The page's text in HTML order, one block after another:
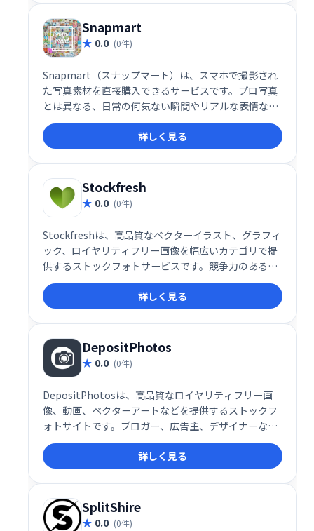
Snapmart
0.0 (0件)
Snapmart（スナップマート）は、スマホで撮影され
た写真素材を直接購入できるサービスです。プロ写真
とは異なる、日常の何気ない瞬間やリアルな表情な
ど、ユーザーが投稿したナチュラルな写真素材が多数
掲載されています。手軽に、ありのままの素材を探せ
るのが魅力です。多様な写真素材で、あなたの作品を
より豊かに彩りませんか？
詳しく見る
Stockfresh
0.0 (0件)
Stockfreshは、高品質なベクターイラスト、グラフィ
ック、ロイヤリティフリー画像を幅広いカテゴリで提
供するストックフォトサービスです。競争力のある価
格で、Webサイトや印刷物など、様々な用途にご利用
いただけます。デザインのクオリティを向上させ、制
作コストを抑えたい方におすすめです。豊富な画像ラ
イブラリから、あなたのクリエイティブな表現をサポ
ートします。
詳しく見る
DepositPhotos
0.0 (0件)
DepositPhotosは、高品質なロイヤリティフリー画
像、動画、ベクターアートなどを提供するストックフ
ォトサイトです。ブロガー、広告主、デザイナーな
ど、幅広いクリエイターのニーズに対応する膨大なコ
レクションを誇ります。常に更新される最新のコンテ
ンツで、あなたのプロジェクトを魅力的に演出しま
す。ブログ記事、広告、デザインなど、様々な用途に
ご利用いただけます。
詳しく見る
SplitShire
0.0 (0件)